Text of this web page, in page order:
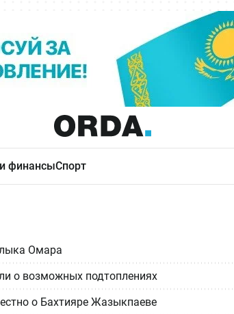
финансыСпорт
Омара
о возможных подтоплениях
о Бахтияре Жазыкпаеве